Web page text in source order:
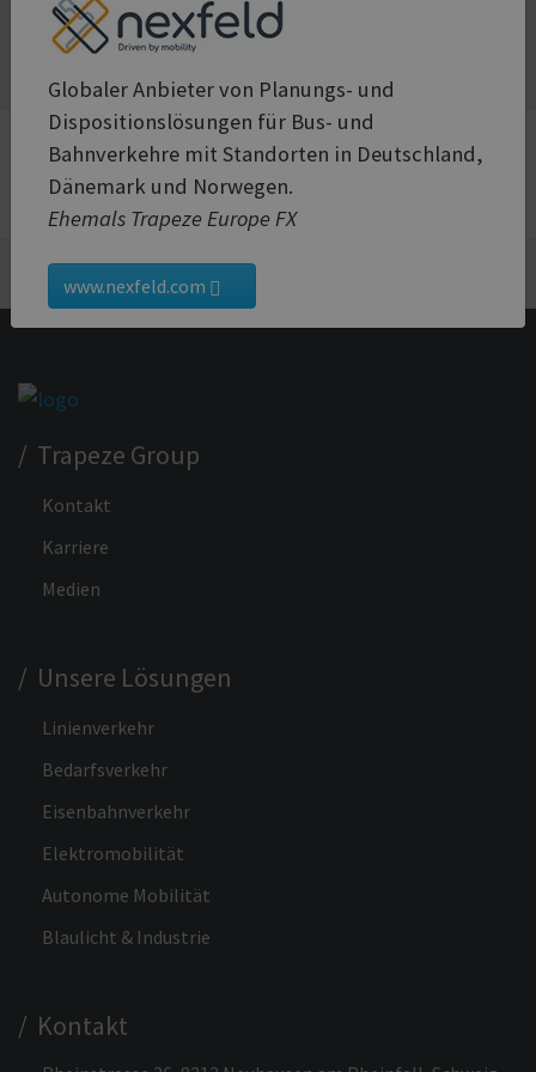
Globaler Anbieter von Planungs- und
Dispositionslösungen für Bus- und
Bahnverkehre mit Standorten in Deutschland,
Dänemark und Norwegen.
Ehemals Trapeze Europe FX
www.nexfeld.com
Case Study herunterladen
Ihr Kontakt
Zurück zu Eisenbahnverkehr
/ Trapeze Group
Kontakt
Karriere
Medien
/ Unsere Lösungen
Linienverkehr
Bedarfsverkehr
Eisenbahnverkehr
Elektromobilität
Autonome Mobilität
Blaulicht & Industrie
/ Kontakt